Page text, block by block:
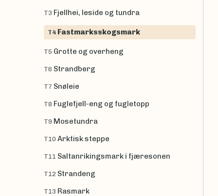
T3 Fjellhei, leside og tundra
T4 Fastmarksskogsmark
T5 Grotte og overheng
T6 Strandberg
T7 Snøleie
T8 Fuglefjell-eng og fugletopp
T9 Mosetundra
T10 Arktisk steppe
T11 Saltanrikingsmark i fjæresonen
T12 Strandeng
T13 Rasmark